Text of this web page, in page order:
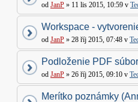
od JanP » 11 lis 2015, 10:59 v
Workspace -
od JanP » 28 říj 2015, 07:48 v
Podloženie PDF
od JanP » 26 říj 2015, 09:10 v
Merítko poznámky